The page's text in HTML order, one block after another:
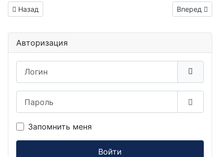
Предыдущий: Инженер трассировщик печатных плат
Назад Следующий:
Вперед
Авторизация
Запомнить меня
Войти